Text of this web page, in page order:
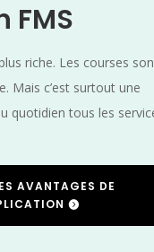
FMS
riche. Les courses
Mais c’est surtout une
quotidien tous les
AVANTAGES DE